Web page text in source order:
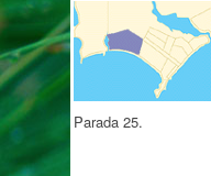
Parada 25.